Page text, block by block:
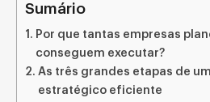
Sumário
Por que tantas empresas
conseguem executar?
As três grandes etapas de
estratégico eficiente